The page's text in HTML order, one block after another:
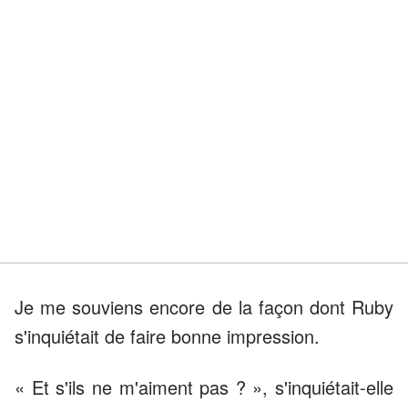
Je me souviens encore de la façon dont Ruby
s'inquiétait de faire bonne impression.
« Et s'ils ne m'aiment pas ? », s'inquiétait-elle